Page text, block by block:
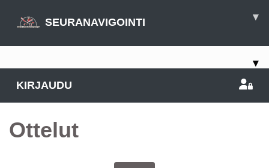
SEURANAVIGOINTI ▾
▾
KIRJAUDU
Ottelut